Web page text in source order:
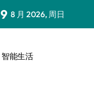
9 8 月 2026, 周日
智能生活